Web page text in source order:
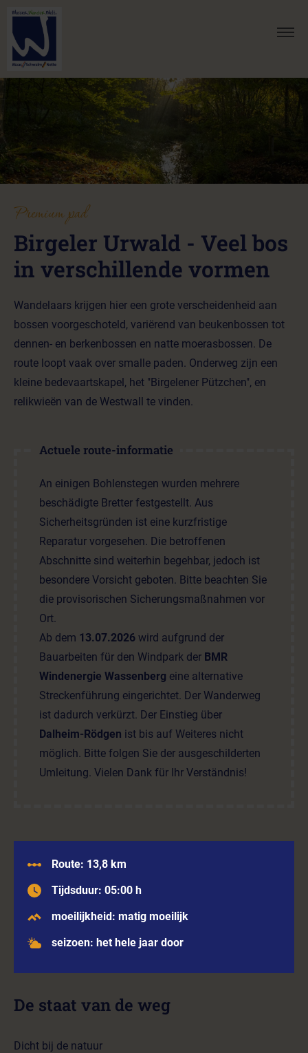
Premium pad
Birgeler Urwald - Veel bos
in verschillende vormen
Wandelaars krijgen hier een grote verscheidenheid aan
bossen voorgeschoteld, variërend van beukenbossen tot
dennen- en berkenbossen en natte moerasbossen. De
route loopt vaak over smalle paden. Onderweg zijn een
kleine bedevaartskapel, het "Birgelener Pützchen", en
relikwieën van de Westwall te vinden.
Actuele route-informatie
An einigen Bohlenstegen wurden mehrere
beschädigte Bretter festgestellt. Aus
Sicherheitsgründen ist eine kurzfristige
Reparatur vorgesehen. Die betroffenen
Abschnitte sind weiterhin begehbar, jedoch ist
besondere Vorsicht geboten. Bitte beachten Sie
die provisorischen Sicherungsmaßnahmen vor
Ort.
Ab dem 13.07.2026 wird aufgrund der
Bauarbeiten für den Windpark der BMR
Windenergie Wassenberg eine alternative
Streckenführung eingerichtet. Der Wanderweg
ist dadurch verkürzt. Der Einstieg über
Dalheim-Rödgen ist bis auf Weiteres nicht
möglich. Bitte folgen Sie der ausgeschilderten
Umleitung. Vielen Dank für Ihr Verständnis!
Route: 13,8 km
Tijdsduur: 05:00 h
moeilijkheid: matig moeilijk
seizoen: het hele jaar door
De staat van de weg
Dicht bij de natuur